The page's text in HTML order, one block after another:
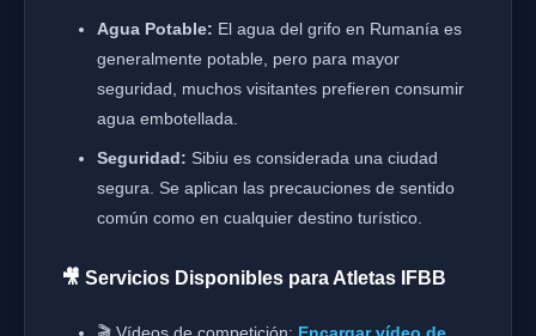
Agua Potable: El agua del grifo en Rumanía es
generalmente potable, pero para mayor
seguridad, muchos visitantes prefieren consumir
agua embotellada.
Seguridad: Sibiu es considerada una ciudad
segura. Se aplican las precauciones de sentido
común como en cualquier destino turístico.
🎥 Servicios Disponibles para Atletas IFBB